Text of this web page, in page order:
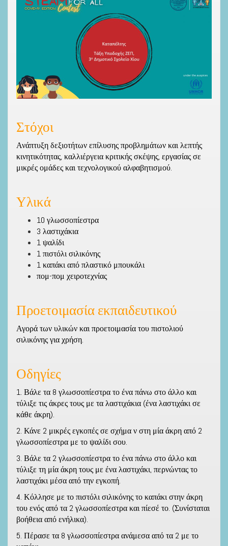
Στόχοι
Ανάπτυξη δεξιοτήτων επίλυσης προβλημάτων και λεπτής
κινητικότητας, καλλιέργεια κριτικής σκέψης, εργασίας σε
μικρές ομάδες και τεχνολογικού αλφαβητισμού.
Υλικά
10 γλωσσοπίεστρα
3 λαστιχάκια
1 ψαλίδι
1 πιστόλι σιλικόνης
1 καπάκι από πλαστικό μπουκάλι
πομ-πομ χειροτεχνίας
Προετοιμασία εκπαιδευτικού
Αγορά των υλικών και προετοιμασία του πιστολιού
σιλικόνης για χρήση.
Οδηγίες
1. Βάλε τα 8 γλωσσοπίεστρα το ένα πάνω στο άλλο και
τύλιξε τις άκρες τους με τα λαστιχάκια (ένα λαστιχάκι σε
κάθε άκρη).
2. Κάνε 2 μικρές εγκοπές σε σχήμα ν στη μία άκρη από 2
γλωσσοπίεστρα με το ψαλίδι σου.
3. Βάλε τα 2 γλωσσοπίεστρα το ένα πάνω στο άλλο και
τύλιξε τη μία άκρη τους με ένα λαστιχάκι, περνώντας το
λαστιχάκι μέσα από την εγκοπή.
4. Κόλλησε με το πιστόλι σιλικόνης το καπάκι στην άκρη
του ενός από τα 2 γλωσσοπίεστρα και πίεσέ το. (Συνίσταται
βοήθεια από ενήλικα).
5. Πέρασε τα 8 γλωσσοπίεστρα ανάμεσα από τα 2 με το